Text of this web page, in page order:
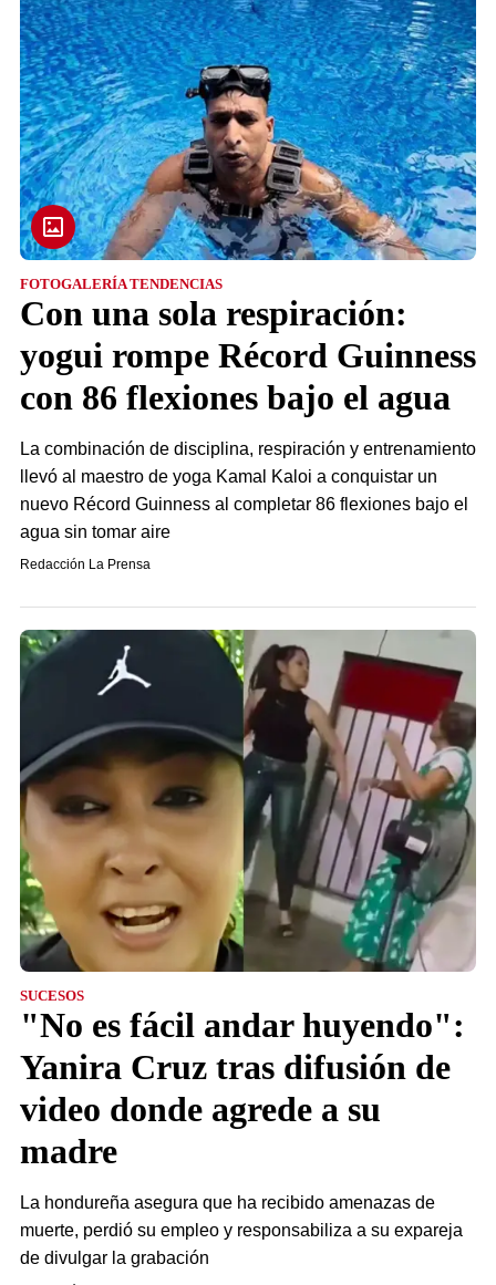
FOTOGALERÍA TENDENCIAS
Con una sola respiración:
yogui rompe Récord Guinness
con 86 flexiones bajo el agua
La combinación de disciplina, respiración y entrenamiento
llevó al maestro de yoga Kamal Kaloi a conquistar un
nuevo Récord Guinness al completar 86 flexiones bajo el
agua sin tomar aire
Redacción La Prensa
SUCESOS
"No es fácil andar huyendo":
Yanira Cruz tras difusión de
video donde agrede a su
madre
La hondureña asegura que ha recibido amenazas de
muerte, perdió su empleo y responsabiliza a su expareja
de divulgar la grabación